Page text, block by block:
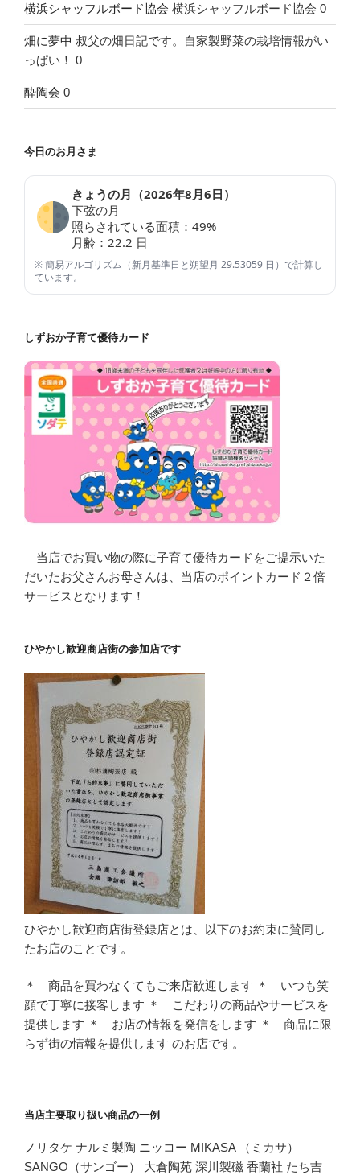
横浜シャッフルボード協会 横浜シャッフルボード協会 0
畑に夢中 叔父の畑日記です。自家製野菜の栽培情報がい
っぱい！ 0
酔陶会 0
今日のお月さま
きょうの月（2026年8月6日 ）
下弦の月
照らされている面積： 49%
月齢： 22.2 日
※ 簡易アルゴリズム（新月基準日と朔望月 29.53059 日）で計算し
ています。
しずおか子育て優待カード
当店でお買い物の際に子育て優待カードをご提示いた
だいたお父さんお母さんは、当店のポイントカード２倍
サービスとなります！
ひやかし歓迎商店街の参加店です
ひやかし歓迎商店街登録店とは、以下のお約束に賛同し
たお店のことです。
＊ 商品を買わなくてもご来店歓迎します ＊ いつも笑
顔で丁寧に接客します ＊ こだわりの商品やサービスを
提供します ＊ お店の情報を発信をします ＊ 商品に限
らず街の情報を提供します のお店です。
当店主要取り扱い商品の一例
ノリタケ ナルミ製陶 ニッコー MIKASA （ミカサ）
SANGO（サンゴー） 大倉陶苑 深川製磁 香蘭社 たち吉